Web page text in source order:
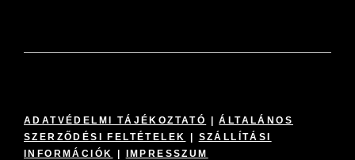
ADATVÉDELMI TÁJÉKOZTATÓ |ÁLTALÁNOS
SZERZŐDÉSI FELTÉTELEK
SZÁLLÍTÁSI
INFORMÁCIÓK
IMPRESSZUM